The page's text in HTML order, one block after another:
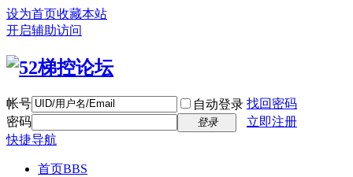
设为首页收藏本站
开启辅助访问
帐号 自动登录 找回密码
密码
登录
立即注册
快捷导航
首页BBS